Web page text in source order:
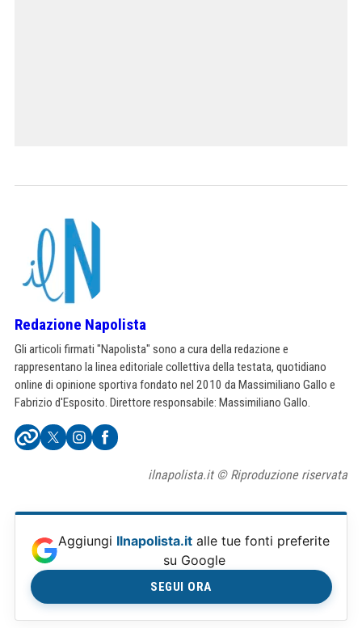
Redazione Napolista
Gli articoli firmati "Napolista" sono a cura della redazione e
rappresentano la linea editoriale collettiva della testata, quotidiano
online di opinione sportiva fondato nel 2010 da Massimiliano Gallo e
Fabrizio d'Esposito. Direttore responsabile: Massimiliano Gallo.
ilnapolista.it © Riproduzione riservata
Aggiungi Ilnapolista.it alle tue fonti preferite
su Google
SEGUI ORA